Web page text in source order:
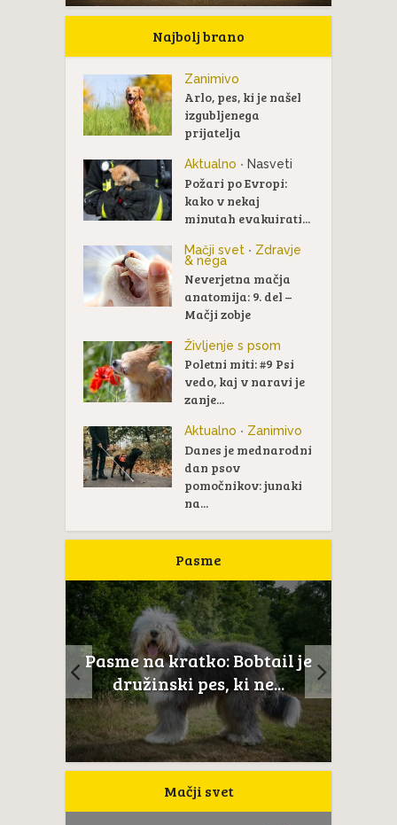
Najbolj brano
Zanimivo
Arlo, pes, ki je našel
izgubljenega
prijatelja
Aktualno • Nasveti
Požari po Evropi:
kako v nekaj
minutah evakuirati...
Mačji svet • Zdravje
& nega
Neverjetna mačja
anatomija: 9. del –
Mačji zobje
Življenje s psom
Poletni miti: #9 Psi
vedo, kaj v naravi je
zanje...
Aktualno • Zanimivo
Danes je mednarodni
dan psov
pomočnikov: junaki
na...
Pasme
Pasme na kratko: Bobtail je
družinski pes, ki ne...
Mačji svet